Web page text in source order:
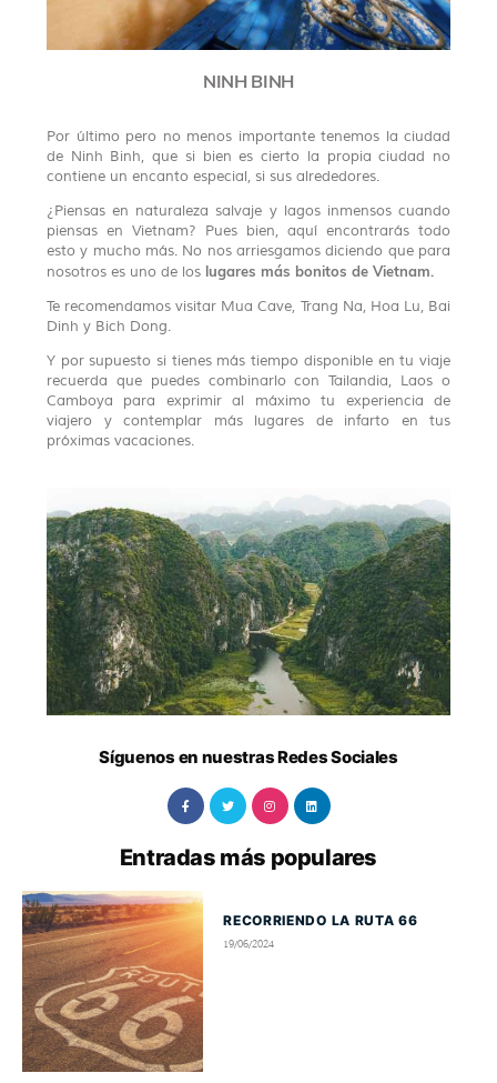
NINH BINH
Por último pero no menos importante tenemos la ciudad
de Ninh Binh, que si bien es cierto la propia ciudad no
contiene un encanto especial, si sus alrededores.
¿Piensas en naturaleza salvaje y lagos inmensos cuando
piensas en Vietnam? Pues bien, aquí encontrarás todo
esto y mucho más. No nos arriesgamos diciendo que para
nosotros es uno de los lugares más bonitos de Vietnam.
Te recomendamos visitar Mua Cave, Trang Na, Hoa Lu, Bai
Dinh y Bich Dong.
Y por supuesto si tienes más tiempo disponible en tu viaje
recuerda que puedes combinarlo con Tailandia, Laos o
Camboya para exprimir al máximo tu experiencia de
viajero y contemplar más lugares de infarto en tus
próximas vacaciones.
Síguenos en nuestras Redes Sociales
Entradas más populares
RECORRIENDO LA RUTA 66
19/06/2024